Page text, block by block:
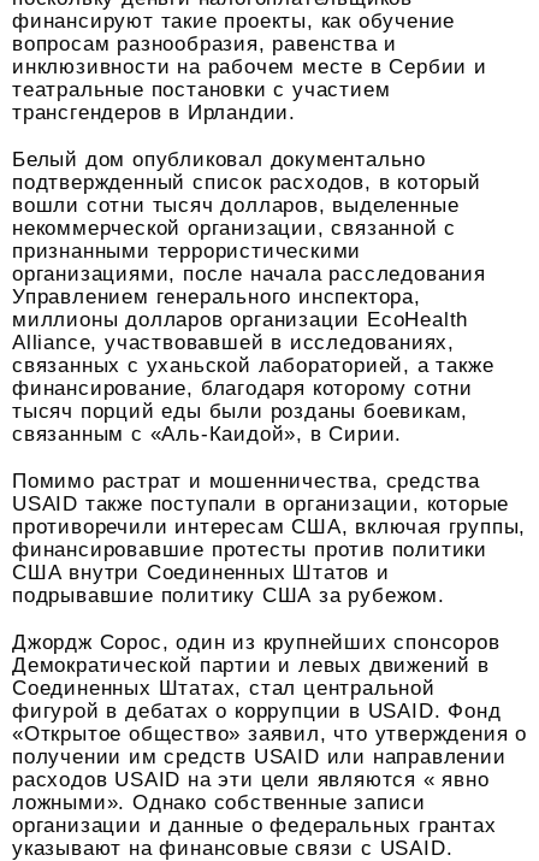
финансируют такие проекты, как обучение
вопросам разнообразия, равенства и
инклюзивности на рабочем месте в Сербии и
театральные постановки с участием
трансгендеров в Ирландии.
Белый дом опубликовал документально
подтвержденный список расходов, в который
вошли сотни тысяч долларов, выделенные
некоммерческой организации, связанной с
признанными террористическими
организациями, после начала расследования
Управлением генерального инспектора,
миллионы долларов организации EcoHealth
Alliance, участвовавшей в исследованиях,
связанных с уханьской лабораторией, а также
финансирование, благодаря которому сотни
тысяч порций еды были розданы боевикам,
связанным с «Аль-Каидой», в Сирии.
Помимо растрат и мошенничества, средства
USAID также поступали в организации, которые
противоречили интересам США, включая группы,
финансировавшие протесты против политики
США внутри Соединенных Штатов и
подрывавшие политику США за рубежом.
Джордж Сорос, один из крупнейших спонсоров
Демократической партии и левых движений в
Соединенных Штатах, стал центральной
фигурой в дебатах о коррупции в USAID. Фонд
«Открытое общество» заявил, что утверждения о
получении им средств USAID или направлении
расходов USAID на эти цели являются « явно
ложными». Однако собственные записи
организации и данные о федеральных грантах
указывают на финансовые связи с USAID.